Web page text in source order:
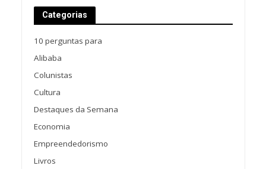
Categorias
10 perguntas para
Alibaba
Colunistas
Cultura
Destaques da Semana
Economia
Empreendedorismo
Livros